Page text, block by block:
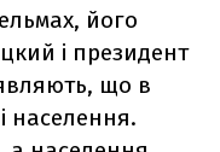
його
і президент
що в
населення.